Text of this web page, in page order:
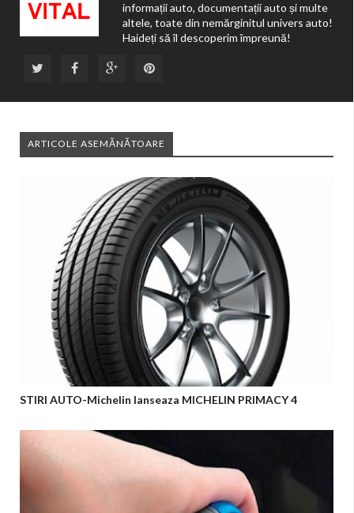
informații auto, documentații auto și multe
altele, toate din nemărginitul univers auto!
Haideți să îl descoperim împreună!
ARTICOLE ASEMĂNĂTOARE
STIRI AUTO-Michelin lanseaza MICHELIN PRIMACY 4